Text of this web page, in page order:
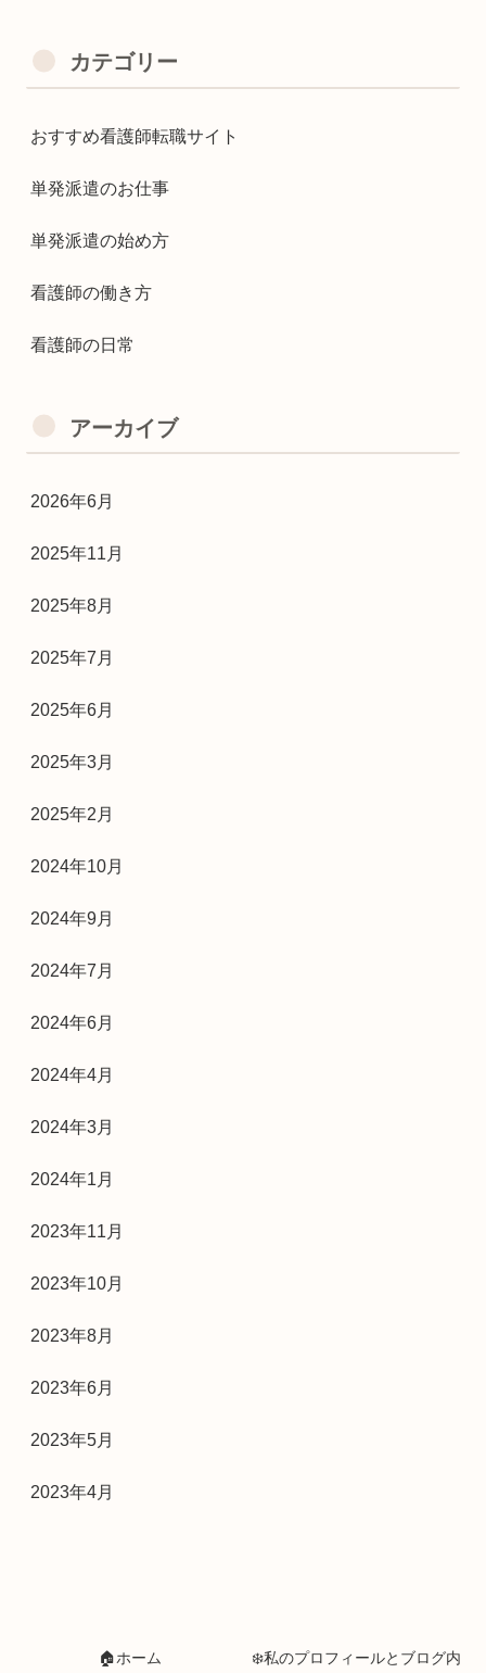
カテゴリー
おすすめ看護師転職サイト
単発派遣のお仕事
単発派遣の始め方
看護師の働き方
看護師の日常
アーカイブ
2026年6月
2025年11月
2025年8月
2025年7月
2025年6月
2025年3月
2025年2月
2024年10月
2024年9月
2024年7月
2024年6月
2024年4月
2024年3月
2024年1月
2023年11月
2023年10月
2023年8月
2023年6月
2023年5月
2023年4月
🏠ホーム ❄️私のプロフィールとブログ内